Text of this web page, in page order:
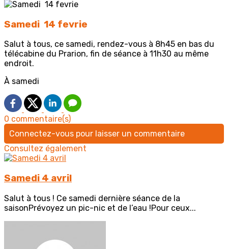
Samedi 14 fevrie
Salut à tous, ce samedi, rendez-vous à 8h45 en bas du
télécabine du Prarion, fin de séance à 11h30 au même
endroit.
À samedi
0 commentaire(s)
Connectez-vous pour laisser un commentaire
Consultez également
Samedi 4 avril
Salut à tous ! Ce samedi dernière séance de la
saisonPrévoyez un pic-nic et de l’eau !Pour ceux...